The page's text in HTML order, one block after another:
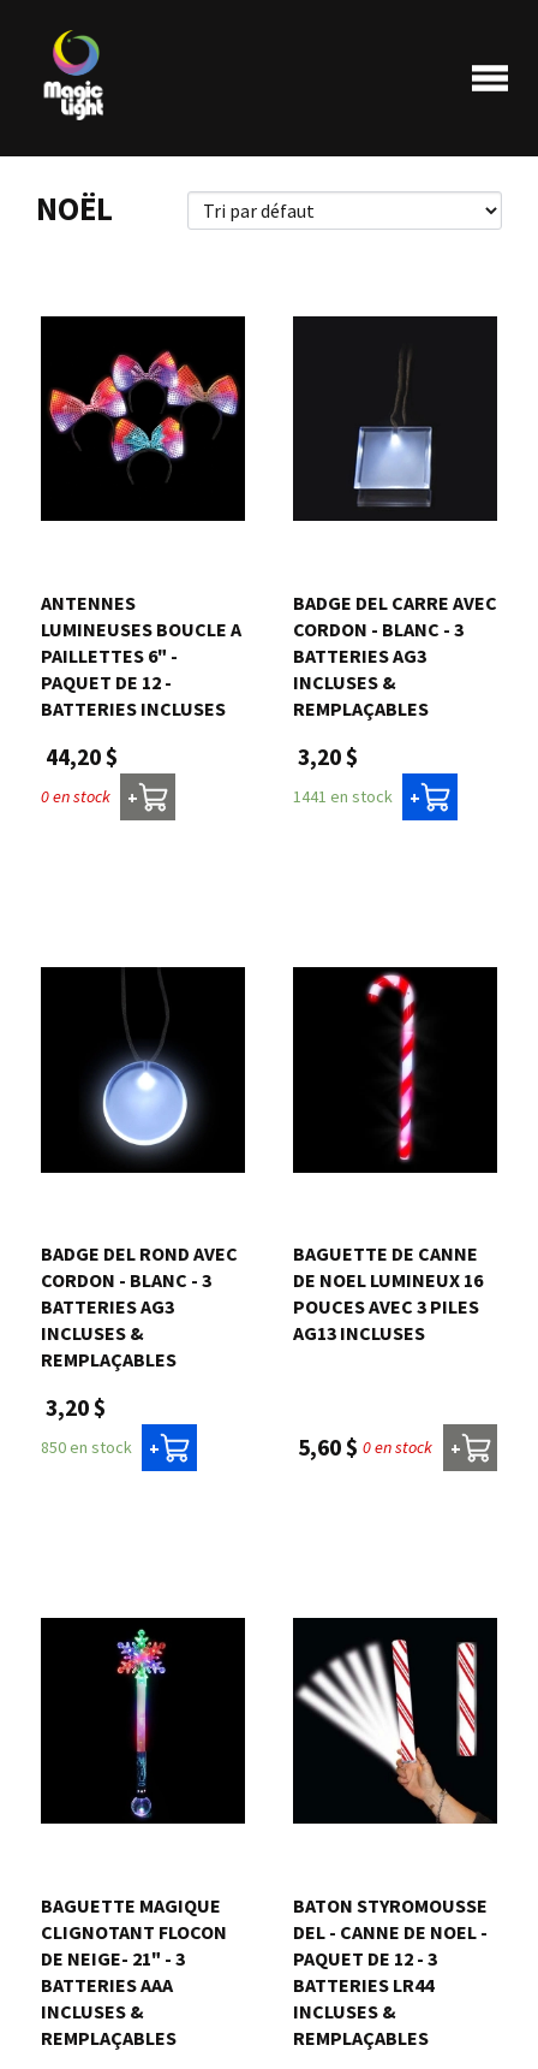
Les plus populaires
Liquidations
Me connecter
English
NOËL
ANTENNES
LUMINEUSES BOUCLE A
PAILLETTES 6" -
PAQUET DE 12 -
BATTERIES INCLUSES
44,20 $
0 en stock +
BADGE DEL CARRE AVEC
CORDON - BLANC - 3
BATTERIES AG3
INCLUSES &
REMPLAÇABLES
3,20 $
1441 en stock +
BADGE DEL ROND AVEC
CORDON - BLANC - 3
BATTERIES AG3
INCLUSES &
REMPLAÇABLES
3,20 $
850 en stock +
BAGUETTE DE CANNE
DE NOEL LUMINEUX 16
POUCES AVEC 3 PILES
AG13 INCLUSES
5,60 $ 0 en stock +
BAGUETTE MAGIQUE
CLIGNOTANT FLOCON
DE NEIGE- 21" - 3
BATTERIES AAA
INCLUSES &
REMPLAÇABLES
BATON STYROMOUSSE
DEL - CANNE DE NOEL -
PAQUET DE 12 - 3
BATTERIES LR44
INCLUSES &
REMPLAÇABLES